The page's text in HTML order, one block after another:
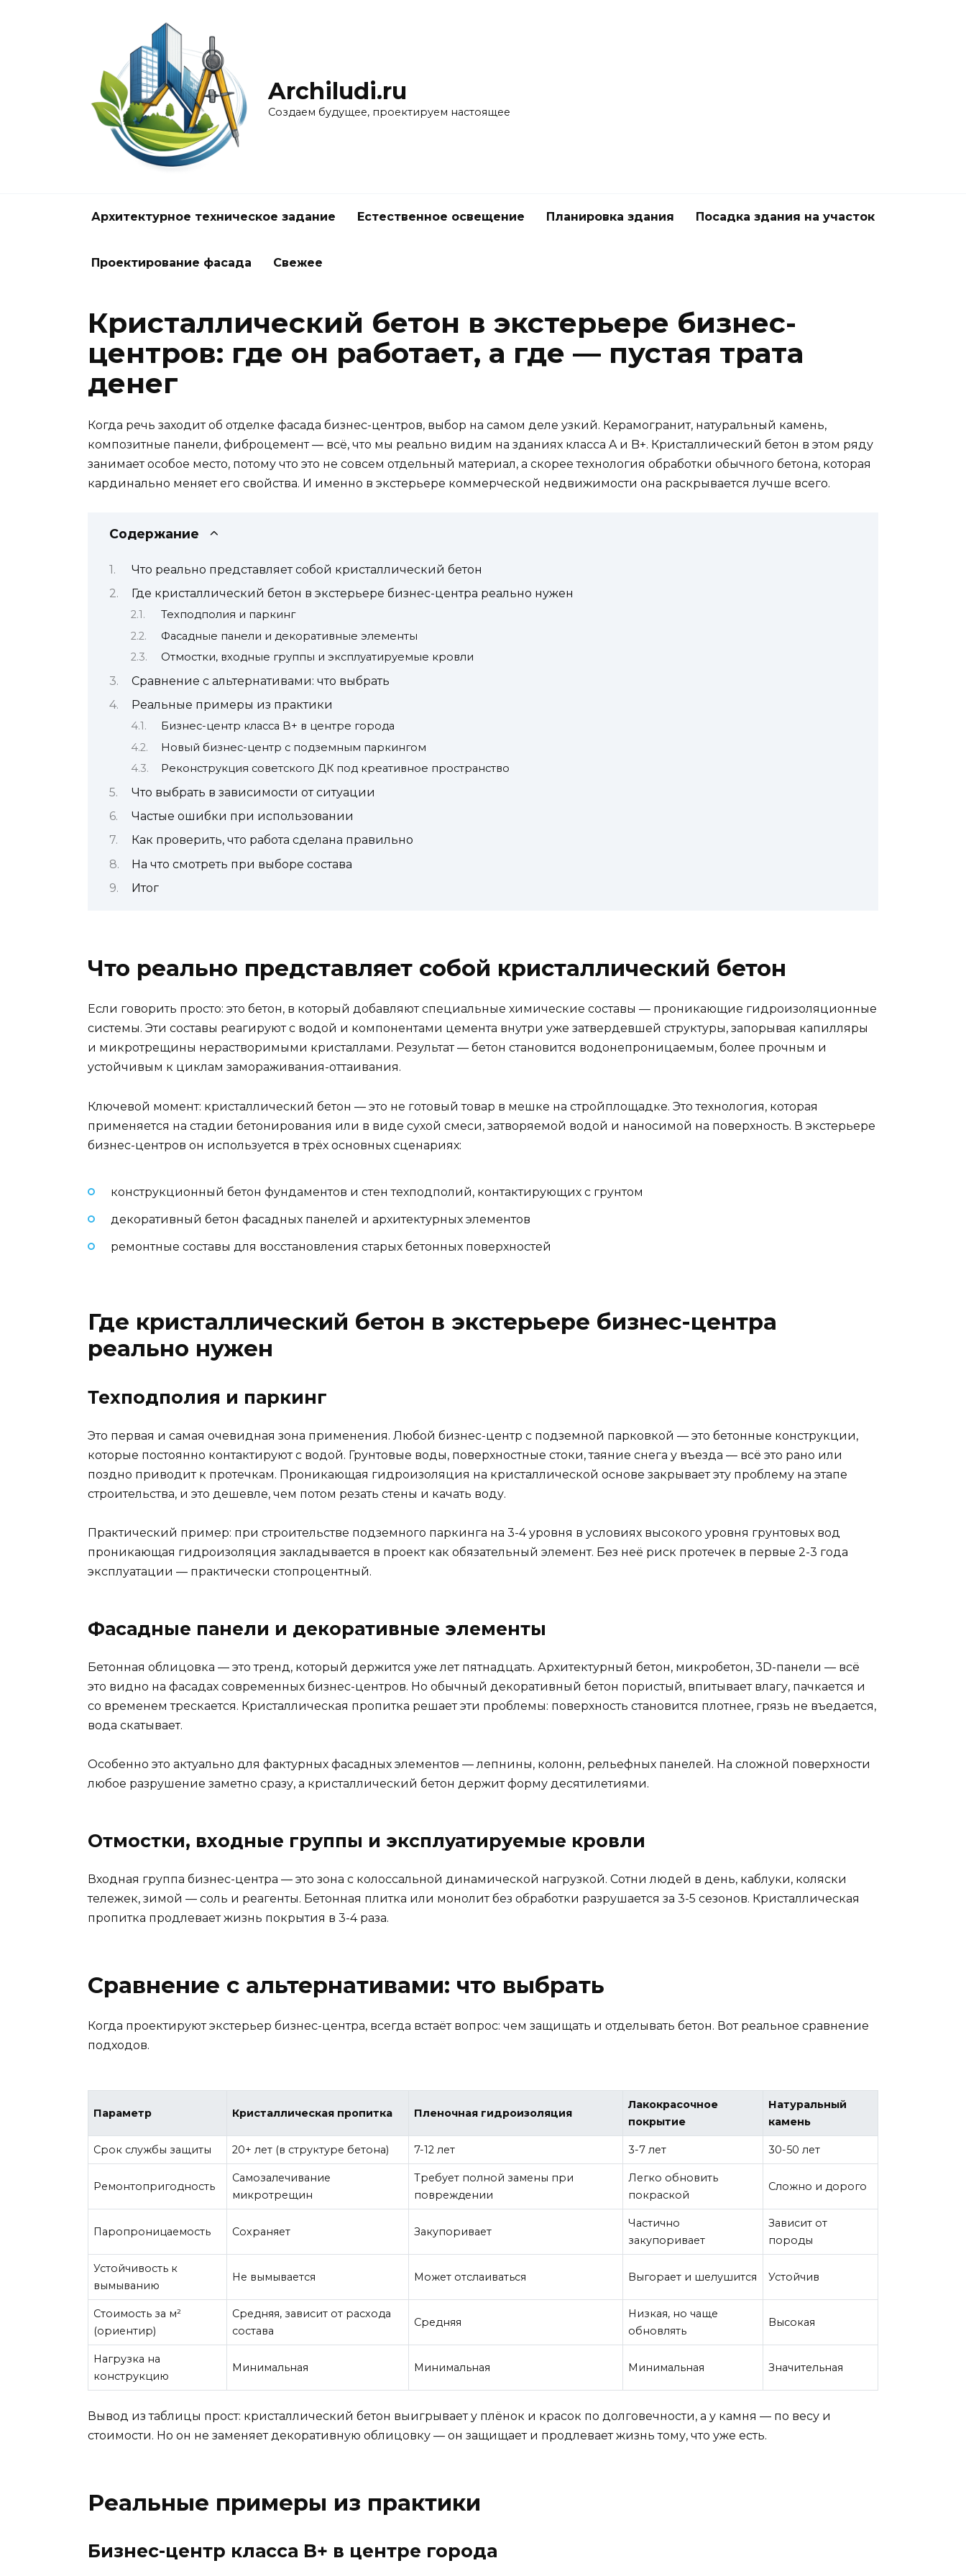
Archiludi.ru
Создаем будущее, проектируем настоящее
Архитектурное техническое задание Естественное освещение Планировка здания Посадка здания на участок
Проектирование фасада Свежее
Кристаллический бетон в экстерьере бизнес-
центров: где он работает, а где — пустая трата
денег
Когда речь заходит об отделке фасада бизнес-центров, выбор на самом деле узкий. Керамогранит, натуральный камень,
композитные панели, фиброцемент — всё, что мы реально видим на зданиях класса A и B+. Кристаллический бетон в этом ряду
занимает особое место, потому что это не совсем отдельный материал, а скорее технология обработки обычного бетона, которая
кардинально меняет его свойства. И именно в экстерьере коммерческой недвижимости она раскрывается лучше всего.
Содержание
Что реально представляет собой кристаллический бетон
Где кристаллический бетон в экстерьере бизнес-центра реально нужен
Техподполия и паркинг
Фасадные панели и декоративные элементы
Отмостки, входные группы и эксплуатируемые кровли
Сравнение с альтернативами: что выбрать
Реальные примеры из практики
Бизнес-центр класса B+ в центре города
Новый бизнес-центр с подземным паркингом
Реконструкция советского ДК под креативное пространство
Что выбрать в зависимости от ситуации
Частые ошибки при использовании
Как проверить, что работа сделана правильно
На что смотреть при выборе состава
Итог
Что реально представляет собой кристаллический бетон
Если говорить просто: это бетон, в который добавляют специальные химические составы — проникающие гидроизоляционные
системы. Эти составы реагируют с водой и компонентами цемента внутри уже затвердевшей структуры, запорывая капилляры
и микротрещины нерастворимыми кристаллами. Результат — бетон становится водонепроницаемым, более прочным и
устойчивым к циклам замораживания-оттаивания.
Ключевой момент: кристаллический бетон — это не готовый товар в мешке на стройплощадке. Это технология, которая
применяется на стадии бетонирования или в виде сухой смеси, затворяемой водой и наносимой на поверхность. В экстерьере
бизнес-центров он используется в трёх основных сценариях:
конструкционный бетон фундаментов и стен техподполий, контактирующих с грунтом
декоративный бетон фасадных панелей и архитектурных элементов
ремонтные составы для восстановления старых бетонных поверхностей
Где кристаллический бетон в экстерьере бизнес-центра
реально нужен
Техподполия и паркинг
Это первая и самая очевидная зона применения. Любой бизнес-центр с подземной парковкой — это бетонные конструкции,
которые постоянно контактируют с водой. Грунтовые воды, поверхностные стоки, таяние снега у въезда — всё это рано или
поздно приводит к протечкам. Проникающая гидроизоляция на кристаллической основе закрывает эту проблему на этапе
строительства, и это дешевле, чем потом резать стены и качать воду.
Практический пример: при строительстве подземного паркинга на 3-4 уровня в условиях высокого уровня грунтовых вод
проникающая гидроизоляция закладывается в проект как обязательный элемент. Без неё риск протечек в первые 2-3 года
эксплуатации — практически стопроцентный.
Фасадные панели и декоративные элементы
Бетонная облицовка — это тренд, который держится уже лет пятнадцать. Архитектурный бетон, микробетон, 3D-панели — всё
это видно на фасадах современных бизнес-центров. Но обычный декоративный бетон пористый, впитывает влагу, пачкается и
со временем трескается. Кристаллическая пропитка решает эти проблемы: поверхность становится плотнее, грязь не въедается,
вода скатывает.
Особенно это актуально для фактурных фасадных элементов — лепнины, колонн, рельефных панелей. На сложной поверхности
любое разрушение заметно сразу, а кристаллический бетон держит форму десятилетиями.
Отмостки, входные группы и эксплуатируемые кровли
Входная группа бизнес-центра — это зона с колоссальной динамической нагрузкой. Сотни людей в день, каблуки, коляски
тележек, зимой — соль и реагенты. Бетонная плитка или монолит без обработки разрушается за 3-5 сезонов. Кристаллическая
пропитка продлевает жизнь покрытия в 3-4 раза.
Сравнение с альтернативами: что выбрать
Когда проектируют экстерьер бизнес-центра, всегда встаёт вопрос: чем защищать и отделывать бетон. Вот реальное сравнение
подходов.
Параметр Кристаллическая пропитка Пленочная гидроизоляция
Лакокрасочное
покрытие
Натуральный
камень
Срок службы защиты 20+ лет (в структуре бетона) 7-12 лет 3-7 лет 30-50 лет
Ремонтопригодность
Самозалечивание
микротрещин
Требует полной замены при
повреждении
Легко обновить
покраской
Сложно и дорого
Паропроницаемость Сохраняет Закупоривает
Частично
закупоривает
Зависит от
породы
Устойчивость к
вымыванию
Не вымывается Может отслаиваться Выгорает и шелушится Устойчив
Стоимость за м²
(ориентир)
Средняя, зависит от расхода
состава
Средняя
Низкая, но чаще
обновлять
Высокая
Нагрузка на
конструкцию
Минимальная Минимальная Минимальная Значительная
Вывод из таблицы прост: кристаллический бетон выигрывает у плёнок и красок по долговечности, а у камня — по весу и
стоимости. Но он не заменяет декоративную облицовку — он защищает и продлевает жизнь тому, что уже есть.
Реальные примеры из практики
Бизнес-центр класса B+ в центре города